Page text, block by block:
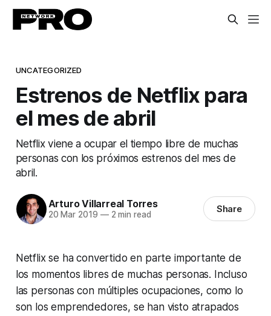
UNCATEGORIZED
Estrenos de Netflix para
el mes de abril
Netflix viene a ocupar el tiempo libre de muchas
personas con los próximos estrenos del mes de
abril.
Arturo Villarreal Torres
20 Mar 2019 —2 min read Share
Netflix se ha convertido en parte importante de
los momentos libres de muchas personas. Incluso
las personas con múltiples ocupaciones, como lo
son los emprendedores, se han visto atrapados